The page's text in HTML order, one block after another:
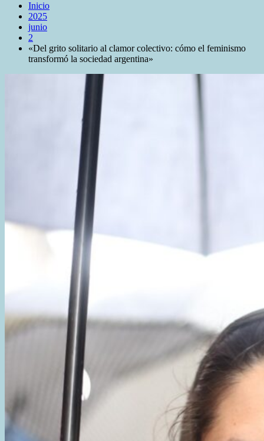
Inicio
2025
junio
2
«Del grito solitario al clamor colectivo: cómo el feminismo
transformó la sociedad argentina»